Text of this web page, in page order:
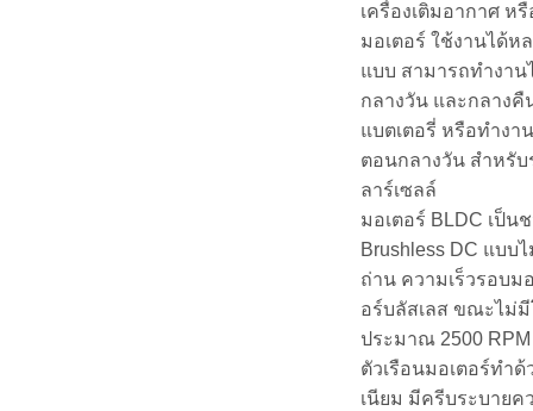
เครื่องเติมอากาศ ห
มอเตอร์ ใช้งานได้ห
แบบ สามารถทำงาน
กลางวัน และกลาง
แบตเตอรี่ หรือทำงา
ตอนกลางวัน สำหรับ
ลาร์เซลล์
มอเตอร์ BLDC เป็น
Brushless DC แบบ
ถ่าน ความเร็วรอบม
อร์บลัสเลส ขณะไม่
ประมาณ 2500 RPM
ตัวเรือนมอเตอร์ทำด้
เนียม มีครีบระบายค